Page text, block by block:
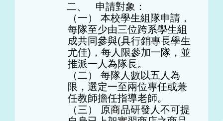
二、 申請對象：
（一） 本校學生組隊申請，
每隊至少由三位跨系學生組
成共同參與(具行銷專長學生
尤佳)，每人限參加一隊，並
推派一人為隊長。
（二） 每隊人數以五人為
限，選定一至兩位專任或兼
任教師擔任指導老師。
（三） 原商品研發人不可提